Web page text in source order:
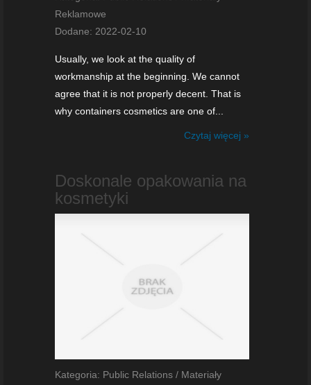
Reklamowe
Dodane: 2022-02-10
Usually, we look at the quality of
workmanship at the beginning. We cannot
agree that it is not properly decent. That is
why containers cosmetics are one of...
Czytaj więcej »
Doskonale opakowania na
kosmetyki
Kategoria: Public Relations / Materiały